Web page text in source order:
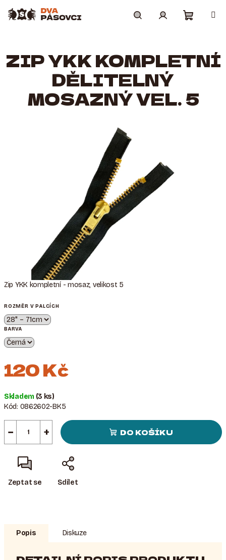
košík
Zip YKK kompletní - mosaz, velikost 5
ROZMĚR V PALCÍCH
BARVA
120 Kč
cena:
Skladem (3 ks)
Kód: 0862602-BK5
+
− DO KOŠÍKU
Zeptat se Sdílet
ZIP YKK KOMPLETNÍ
DĚLITELNÝ
MOSAZNÝ VEL. 5
Popis Diskuze